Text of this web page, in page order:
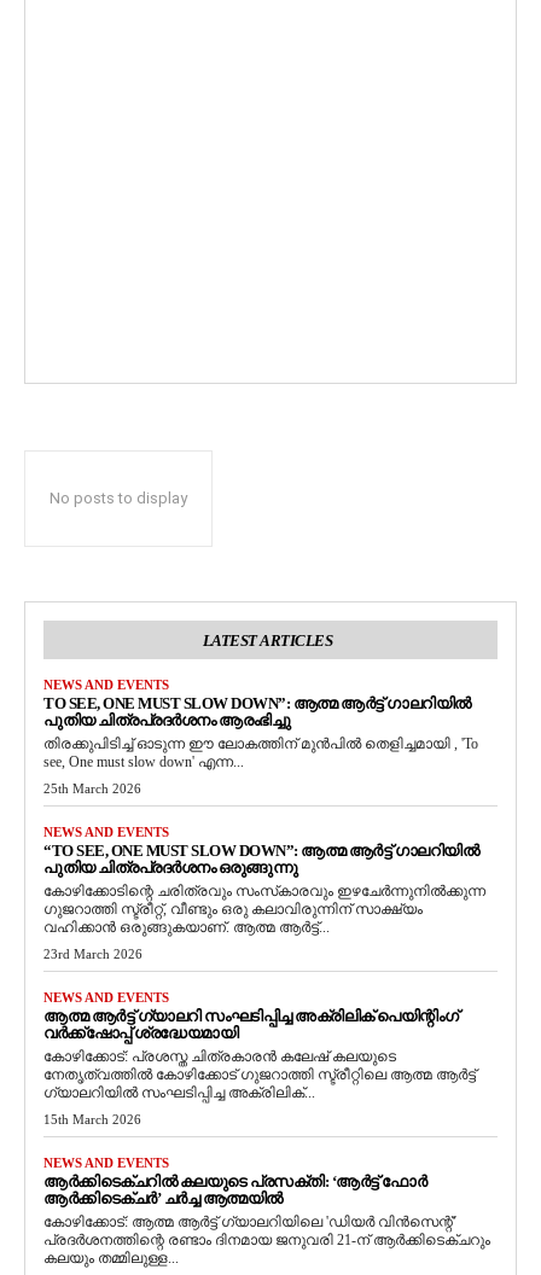
No posts to display
LATEST ARTICLES
NEWS AND EVENTS
TO SEE, ONE MUST SLOW DOWN”: ആത്മ ആർട്ട് ഗാലറിയിൽ
പുതിയ ചിത്രപ്രദർശനം ആരംഭിച്ചു
തിരക്കുപിടിച്ച് ഓടുന്ന ഈ ലോകത്തിന് മുൻപിൽ തെളിച്ചമായി , 'To
see, One must slow down' എന്ന...
25th March 2026
NEWS AND EVENTS
“TO SEE, ONE MUST SLOW DOWN”: ആത്മ ആർട്ട് ഗാലറിയിൽ
പുതിയ ചിത്രപ്രദർശനം ഒരുങ്ങുന്നു
കോഴിക്കോടിന്റെ ചരിത്രവും സംസ്‌കാരവും ഇഴചേർന്നുനിൽക്കുന്ന
ഗുജറാത്തി സ്ട്രീറ്റ്, വീണ്ടും ഒരു കലാവിരുന്നിന് സാക്ഷ്യം
വഹിക്കാൻ ഒരുങ്ങുകയാണ്. ആത്മ ആർട്ട്...
23rd March 2026
NEWS AND EVENTS
ആത്മ ആർട്ട് ഗ്യാലറി സംഘടിപ്പിച്ച അക്രിലിക് പെയിന്റിംഗ്
വർക്ക്‌ഷോപ്പ് ശ്രദ്ധേയമായി
കോഴിക്കോട്: പ്രശസ്ത ചിത്രകാരൻ കലേഷ് കലയുടെ
നേതൃത്വത്തിൽ കോഴിക്കോട് ഗുജറാത്തി സ്ട്രീറ്റിലെ ആത്മ ആർട്ട്
ഗ്യാലറിയിൽ സംഘടിപ്പിച്ച അക്രിലിക്...
15th March 2026
NEWS AND EVENTS
ആർക്കിടെക്ചറിൽ കലയുടെ പ്രസക്തി: ‘ആർട്ട് ഫോർ
ആർക്കിടെക്ചർ’ ചർച്ച ആത്മയിൽ
​കോഴിക്കോട്: ആത്മ ആർട്ട് ഗ്യാലറിയിലെ 'ഡിയർ വിൻസെന്റ്'
പ്രദർശനത്തിന്റെ രണ്ടാം ദിനമായ ജനുവരി 21-ന് ആർക്കിടെക്ചറും
കലയും തമ്മിലുള്ള...